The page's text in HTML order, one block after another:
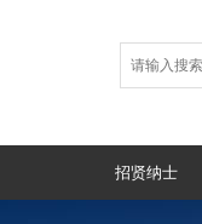
招贤纳士